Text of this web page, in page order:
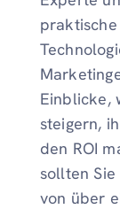
Einblicke,
steigern,
den ROI
sollten
von über